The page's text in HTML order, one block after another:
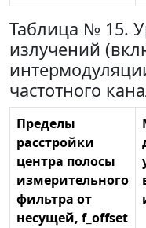
Таблица № 15.
излучений
частотного
Пределы
расстройки
центра полосы
измерительного
фильтра от
несущей, f_offset